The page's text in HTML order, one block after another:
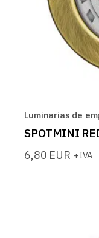
Luminarias de
SPOTMINI
6,80 EUR +IVA